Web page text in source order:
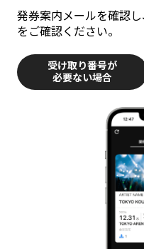
発券案内メールを確認
をご確認ください。
受け取り番号が
必要ない場合